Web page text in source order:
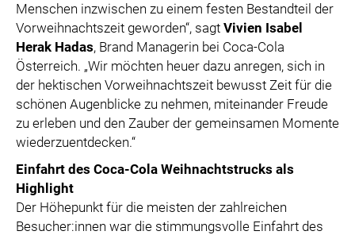
Menschen inzwischen zu einem festen Bestandteil der
Vorweihnachtszeit geworden“, sagt Vivien Isabel
Herak Hadas, Brand Managerin bei Coca-Cola
Österreich. „Wir möchten heuer dazu anregen, sich in
der hektischen Vorweihnachtszeit bewusst Zeit für die
schönen Augenblicke zu nehmen, miteinander Freude
zu erleben und den Zauber der gemeinsamen Momente
wiederzuentdecken.“
Einfahrt des Coca-Cola Weihnachtstrucks als
Highlight
Der Höhepunkt für die meisten der zahlreichen
Besucher:innen war die stimmungsvolle Einfahrt des